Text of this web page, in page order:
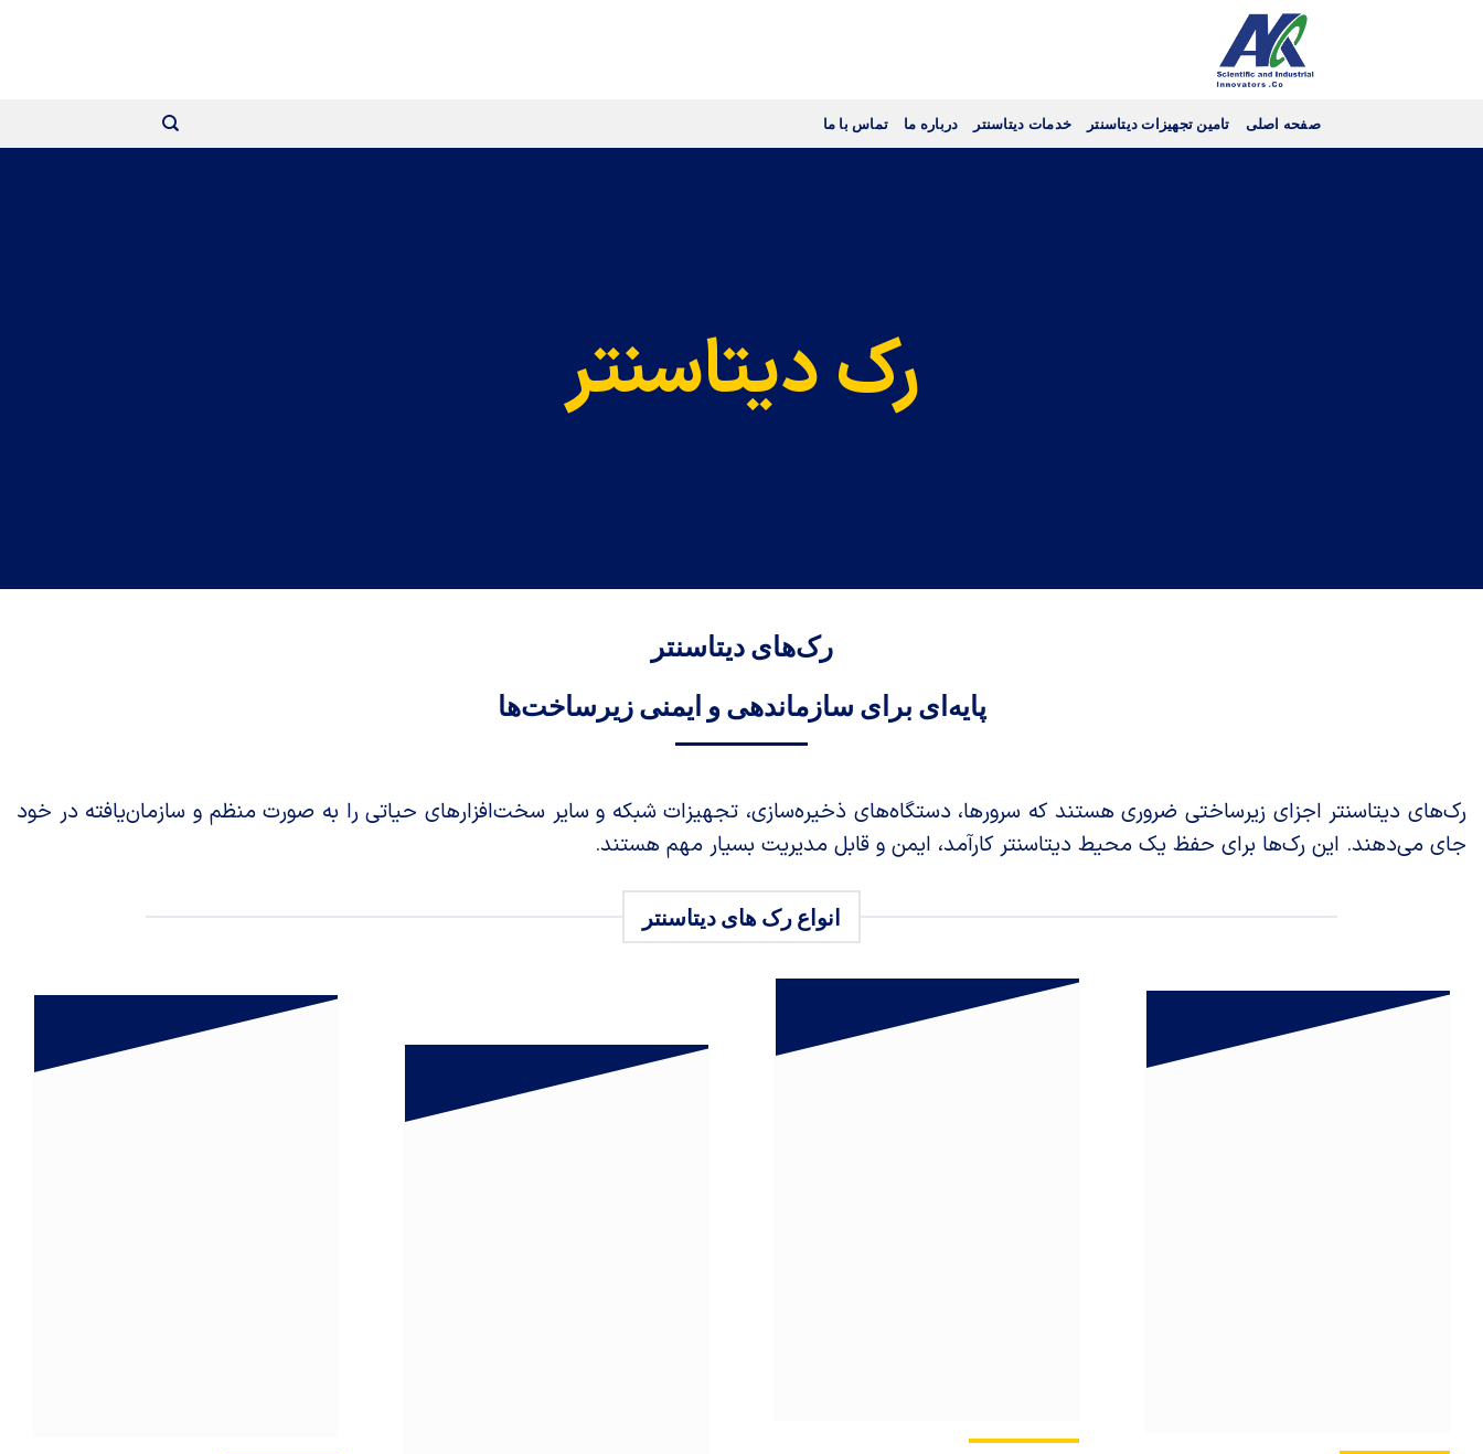
صفحه اصلی تامین تجهیزات دیتاسنتر خدمات دیتاسنتر درباره ما تماس با ما
رک دیتاسنتر
رک‌های دیتاسنتر
پایه‌ای برای سازماندهی و ایمنی زیرساخت‌ها
رک‌های دیتاسنتر اجزای زیرساختی ضروری هستند که سرورها، دستگاه‌های ذخیره‌سازی، تجهیزات شبکه و سایر سخت‌افزارهای حیاتی را به صورت منظم و سازمان‌یافته در خود
جای می‌دهند. این رک‌ها برای حفظ یک محیط دیتاسنتر کارآمد، ایمن و قابل مدیریت بسیار مهم هستند.
انواع رک های دیتاسنتر